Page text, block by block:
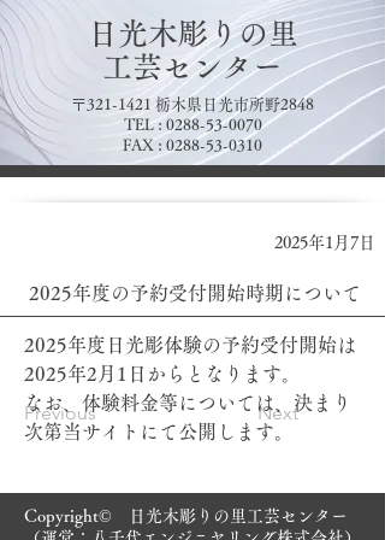
日光木彫りの里
​工芸センター
〒321-1421 栃木県日光市所野2848
TEL : 0288-53-0070
FAX : 0288-53-0310
2025年1月7日
2025年度の予約受付開始時期について
Previous Next
2025年度日光彫体験の予約受付開始は
2025年2月1日からとなります。
なお、体験料金等については、決まり
次第当サイトにて公開します。
Copyright© 日光木彫りの里工芸センター